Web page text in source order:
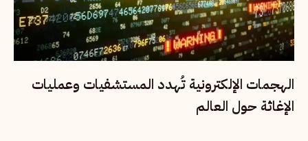
الهجمات الإلكترونية تُهدد المستشفيات وعمليات
الإغاثة حول العالم